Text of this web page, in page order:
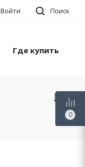
Поиск
Войти
Где купить
0